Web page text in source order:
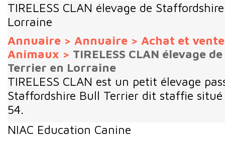
TIRELESS CLAN élevage de
Lorraine
Annuaire > Annuaire > Achat et
Animaux > TIRELESS CLAN élevage
Terrier en Lorraine
TIRELESS CLAN est un petit élevage
Staffordshire Bull Terrier dit staffie
54.
NIAC Education Canine